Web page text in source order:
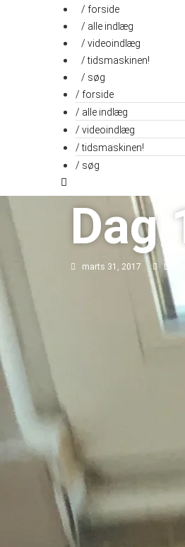
/ forside
/ alle indlæg
/ videoindlæg
/ tidsmaskinen!
/ søg
/ forside
/ alle indlæg
/ videoindlæg
/ tidsmaskinen!
/ søg
Dag
marts 31, 2017 Lasse